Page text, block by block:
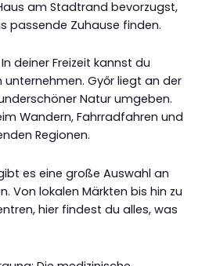
am Stadtrand bevorzugst,
passende Zuhause finden.
deiner Freizeit kannst du
unternehmen. Győr liegt an der
Natur umgeben.
Wandern, Fahrradfahren und
Regionen.
es eine große Auswahl an
Von lokalen Märkten bis hin zu
hier findest du alles, was